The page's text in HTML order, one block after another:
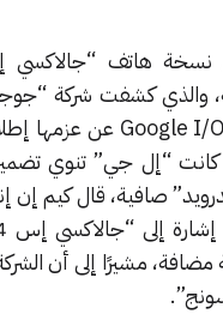
كشفت شركة “جوجل”
“إل جي” تنوي تضمين
صافية، قال كيم إن
بـ “نيكسوس”،
مشيرًا إلى أن الشركة لا